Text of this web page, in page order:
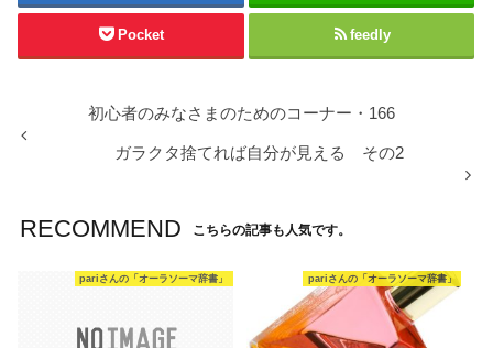
Pocket feedly
初心者のみなさまのためのコーナー・166
ガラクタ捨てれば自分が見える その2
RECOMMEND こちらの記事も人気です。
pariさんの「オーラソーマ辞書」 pariさんの「オーラソーマ辞書」